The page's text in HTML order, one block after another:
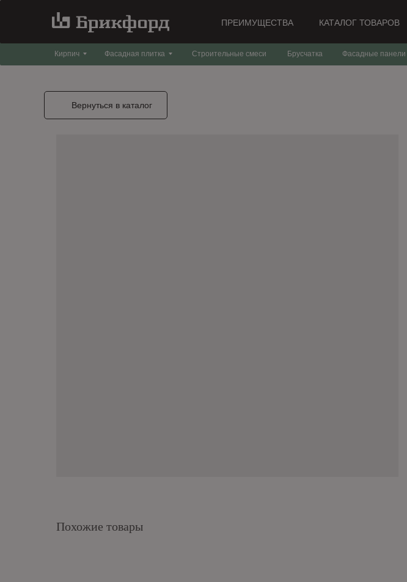
Фасадная плитка Брусчатка Фасадные панели
Строительные смеси
Кирпич
ПРЕИМУЩЕСТВА КАТАЛОГ ТОВАРОВ
Вернуться в каталог
Похожие товары